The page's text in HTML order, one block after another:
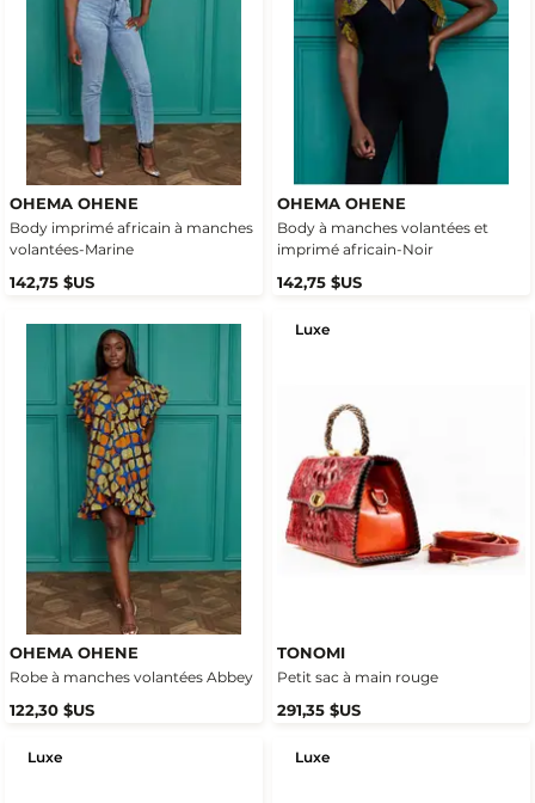
OHEMA OHENE
Body imprimé africain à manches
volantées-Marine
142,75 $US
OHEMA OHENE
Body à manches volantées et
imprimé africain-Noir
142,75 $US
OHEMA OHENE
Robe à manches volantées Abbey
122,30 $US
Luxe
TONOMI
Petit sac à main rouge
291,35 $US
Luxe Luxe